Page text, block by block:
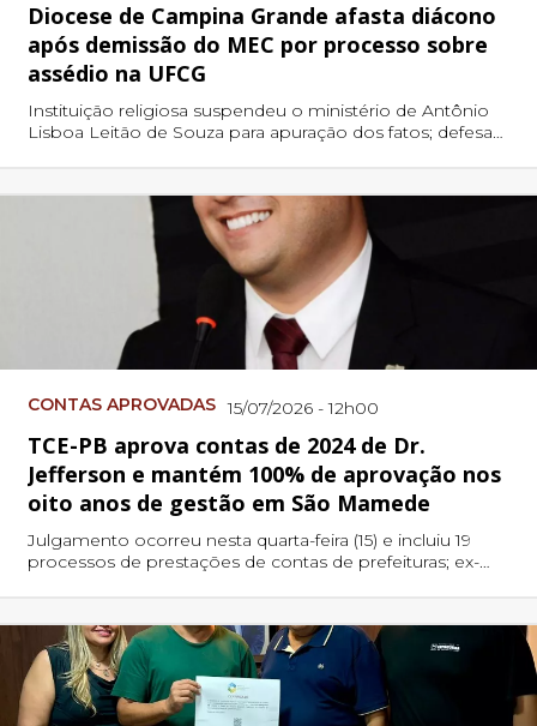
Diocese de Campina Grande afasta diácono
após demissão do MEC por processo sobre
assédio na UFCG
Instituição religiosa suspendeu o ministério de Antônio
Lisboa Leitão de Souza para apuração dos fatos; defesa
CONTAS APROVADAS 15/07/2026 - 12h00
TCE-PB aprova contas de 2024 de Dr.
Jefferson e mantém 100% de aprovação nos
oito anos de gestão em São Mamede
Julgamento ocorreu nesta quarta-feira (15) e incluiu 19
processos de prestações de contas de prefeituras; ex-